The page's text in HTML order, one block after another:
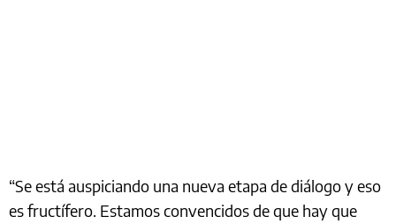
“Se está auspiciando una nueva etapa de diálogo y eso
es fructífero. Estamos convencidos de que hay que